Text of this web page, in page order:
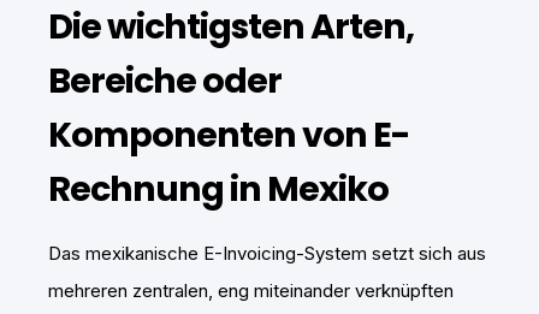
Die wichtigsten Arten,
Bereiche oder
Komponenten von E-
Rechnung in Mexiko
Das mexikanische E-Invoicing-System setzt sich aus
mehreren zentralen, eng miteinander verknüpften